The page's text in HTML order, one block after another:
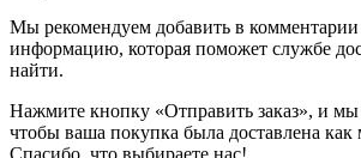
Мы рекомендуем добавить в комментарии
информацию, которая поможет службе
найти.
Нажмите кнопку «Отправить заказ», и мы
чтобы ваша покупка была доставлена
Спасибо, что выбираете нас!